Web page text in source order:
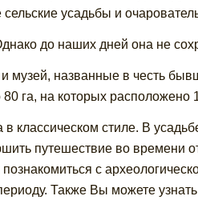
усадьбы и
до наших дней она не
названные в честь
га, на которых расположено
классическом стиле. В
путешествие во времени
с
Также Вы можете